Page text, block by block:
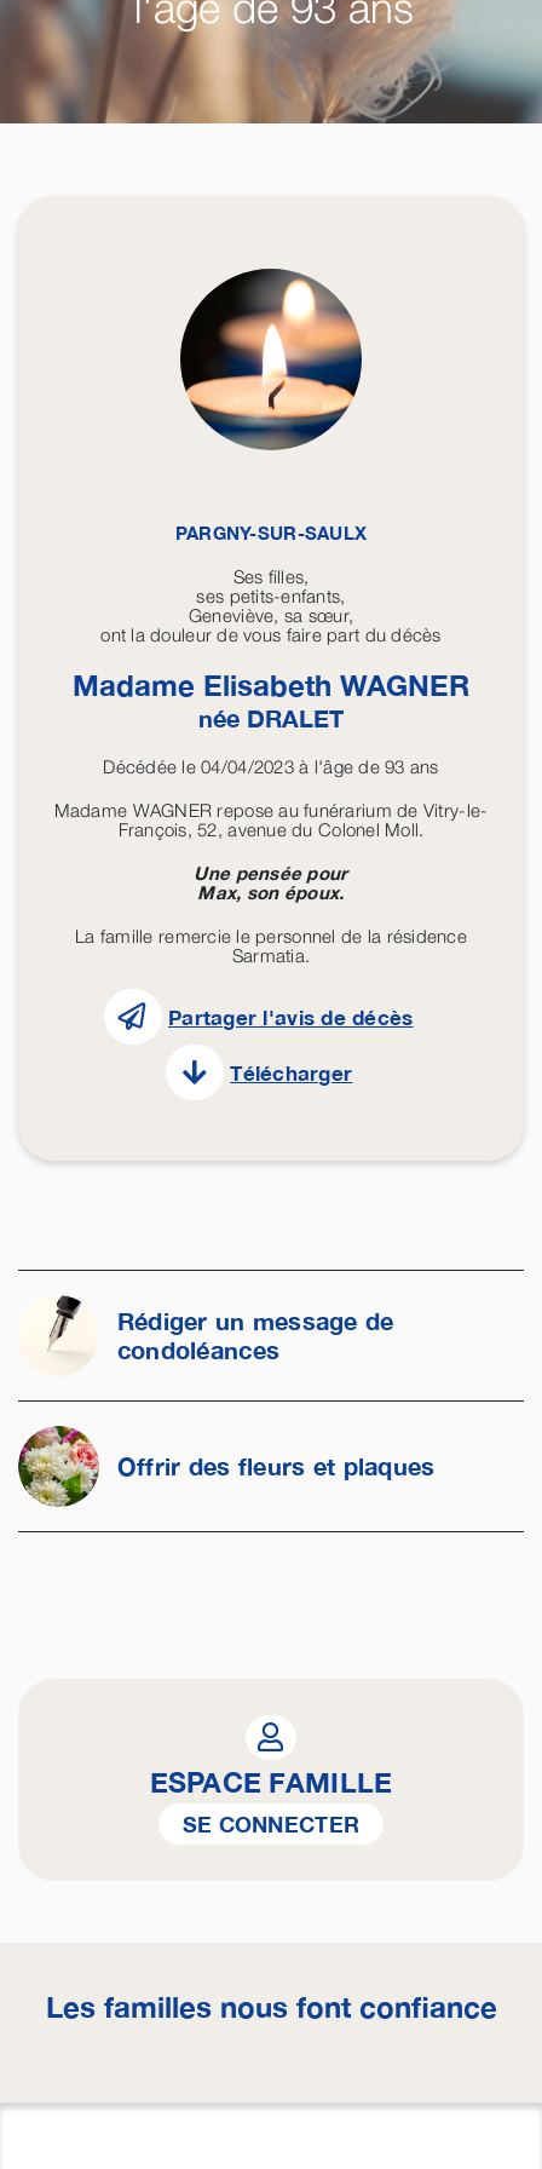
PARGNY-SUR-SAULX
Ses filles,
ses petits-enfants,
Geneviève, sa sœur,
ont la douleur de vous faire part du décès
Madame Elisabeth WAGNER
née DRALET
Décédée le 04/04/2023 à l'âge de 93 ans
Madame WAGNER repose au funérarium de Vitry-le-
François, 52, avenue du Colonel Moll.
Une pensée pour
Max, son époux.
La famille remercie le personnel de la résidence
Sarmatia.
Partager l'avis de décès
Télécharger
Rédiger un message de
condoléances
Offrir des fleurs et plaques
ESPACE FAMILLE
SE CONNECTER
Les familles nous font confiance